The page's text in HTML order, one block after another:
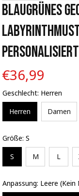
Blaugrünes
€36,99
Geschlecht: Herren
Herren Damen
Größe: S
S M L
Anpassung: Leere